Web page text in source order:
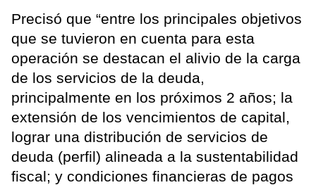
Precisó que “entre los principales objetivos
que se tuvieron en cuenta para esta
operación se destacan el alivio de la carga
de los servicios de la deuda,
principalmente en los próximos 2 años; la
extensión de los vencimientos de capital,
lograr una distribución de servicios de
deuda (perfil) alineada a la sustentabilidad
fiscal; y condiciones financieras de pagos